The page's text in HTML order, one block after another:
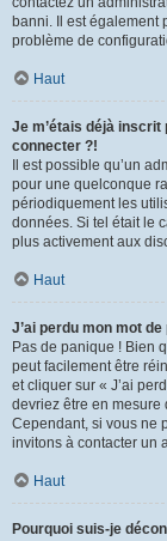
banni. Il est également
problème de
Haut
Je m’étais déjà
connecter ?!
Il est possible qu’un
pour une quelconque
périodiquement les
données. Si tel était le
plus activement aux
Haut
J’ai perdu mon mot de
Pas de panique ! Bien
peut facilement être
et cliquer sur « J’ai
devriez être en
Cependant, si vous ne
invitons à contacter un
Haut
Pourquoi suis-je